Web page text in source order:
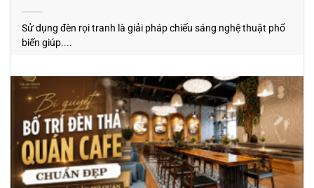
Sử dụng đèn rọi tranh là giải pháp chiếu sáng nghệ thuật phổ
biến giúp....